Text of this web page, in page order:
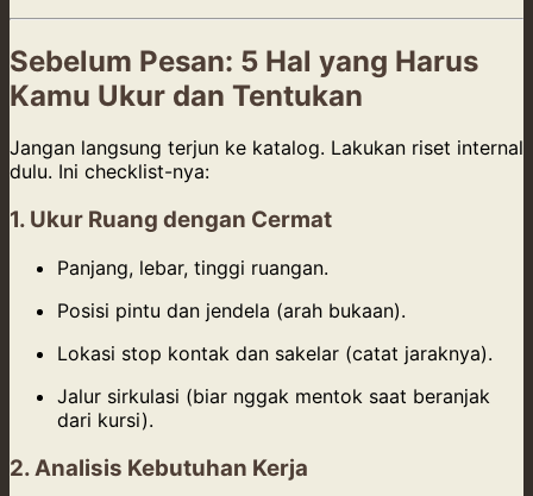
Sebelum Pesan: 5 Hal yang Harus
Kamu Ukur dan Tentukan
Jangan langsung terjun ke katalog. Lakukan riset internal
dulu. Ini checklist-nya:
1. Ukur Ruang dengan Cermat
Panjang, lebar, tinggi ruangan.
Posisi pintu dan jendela (arah bukaan).
Lokasi stop kontak dan sakelar (catat jaraknya).
Jalur sirkulasi (biar nggak mentok saat beranjak
dari kursi).
2. Analisis Kebutuhan Kerja